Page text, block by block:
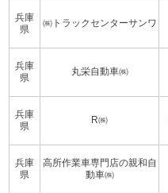
兵庫
県
㈱トラックセンターサンワ
兵庫
県
丸栄自動車㈱
兵庫
県
R㈱
兵庫
県
高所作業車専門店の親和自
動車㈱